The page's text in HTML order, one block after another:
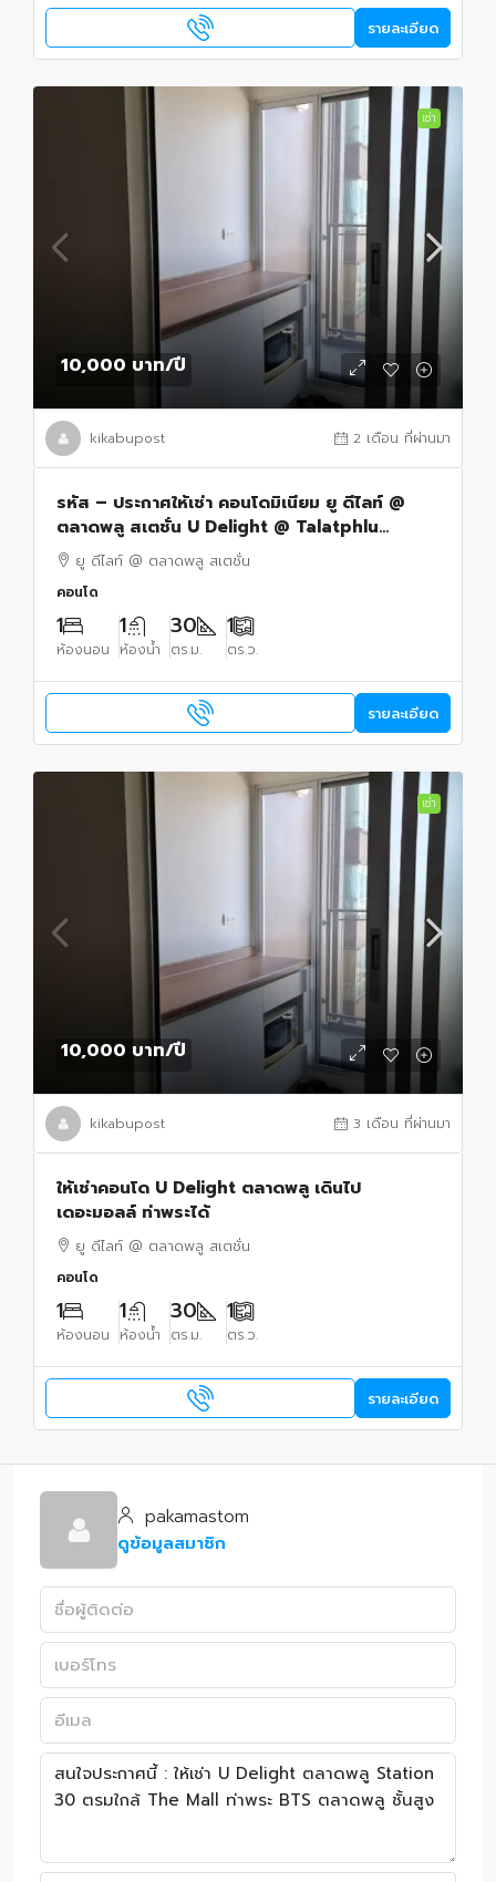
รายละเอียด
เช่า
10,000 บาท/ปี
kikabupost 2 เดือน ที่ผ่านมา
รหัส – ประกาศให้เช่า คอนโดมิเนียม ยู ดีไลท์ @
ตลาดพลู สเตชั่น U Delight @ Talatphlu
Station พื้นที่เท่ากับ 30 ตร.-ม. 1 BR 1 ห้องน้ำ
10000 THB สวยและดี
ยู ดีไลท์ @ ตลาดพลู สเตชั่น
คอนโด
1
ห้องนอน
1
ห้องน้ำ
30
ตร.ม.
1
ตร.ว.
รายละเอียด
เช่า
10,000 บาท/ปี
kikabupost 3 เดือน ที่ผ่านมา
ให้เช่าคอนโด U Delight ตลาดพลู เดินไป
เดอะมอลล์ ท่าพระได้
ยู ดีไลท์ @ ตลาดพลู สเตชั่น
คอนโด
1
ห้องนอน
1
ห้องน้ำ
30
ตร.ม.
1
ตร.ว.
รายละเอียด
pakamastom
ดูข้อมูลสมาชิก